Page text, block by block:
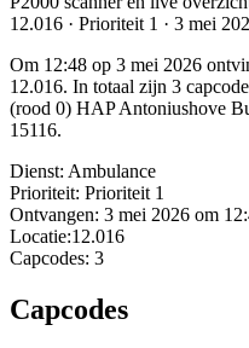
12.016 · Prioriteit 1 · 3 mei
Om 12:48 op 3 mei 2026
12.016. In totaal zijn 3
(rood 0) HAP Antoniushove
15116.
Dienst: Ambulance
Prioriteit: Prioriteit 1
Ontvangen: 3 mei 2026 om
Locatie:12.016
Capcodes: 3
Capcodes